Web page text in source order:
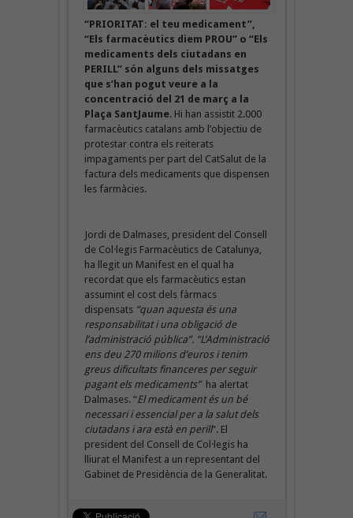
“PRIORITAT: el teu medicament”,
“Els farmacèutics diem PROU” o “Els
medicaments dels ciutadans en
PERILL” són alguns dels missatges
que s’han pogut veure a la
concentració del 21 de març a la
Plaça SantJaume. Hi han assistit 2.000
farmacèutics catalans amb l’objectiu de
protestar contra els reiterats
impagaments per part del CatSalut de la
factura dels medicaments que dispensen
les farmàcies.
Jordi de Dalmases, president del Consell
de Col·legis Farmacèutics de Catalunya,
ha llegit un Manifest en el qual ha
recordat que els farmacèutics estan
assumint el cost dels fàrmacs
dispensats “quan aquesta és una
responsabilitat i una obligació de
l’administració pública”. “L’Administració
ens deu 270 milions d’euros i tenim
greus dificultats financeres per seguir
pagant els medicaments”ha alertat
Dalmases. “El medicament és un bé
necessari i essencial per a la salut dels
ciutadans i ara està en perill”. El
president del Consell de Col·legis ha
lliurat el Manifest a un representant del
Gabinet de Presidència de la Generalitat.